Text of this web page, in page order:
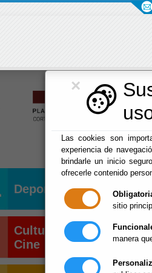
×
Las cookies son
experiencia de
brindarle un inicio
ofrecerle contenido
sitio
manera
Deportes
Cultura y
Cine